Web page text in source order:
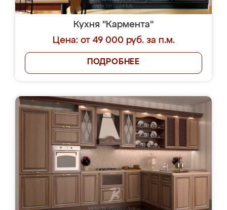
Кухня "Кармента"
Цена: от 49 000 руб. за п.м.
ПОДРОБНЕЕ